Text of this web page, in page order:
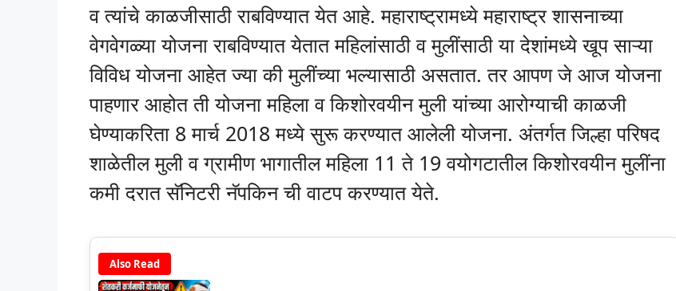
व त्यांचे काळजीसाठी राबविण्यात येत आहे. महाराष्ट्रामध्ये महाराष्ट्र शासनाच्या
वेगवेगळ्या योजना राबविण्यात येतात महिलांसाठी व मुलींसाठी या देशांमध्ये खूप साऱ्या
विविध योजना आहेत ज्या की मुलींच्या भल्यासाठी असतात. तर आपण जे आज योजना
पाहणार आहोत ती योजना महिला व किशोरवयीन मुली यांच्या आरोग्याची काळजी
घेण्याकरिता 8 मार्च 2018 मध्ये सुरू करण्यात आलेली योजना. अंतर्गत जिल्हा परिषद
शाळेतील मुली व ग्रामीण भागातील महिला 11 ते 19 वयोगटातील किशोरवयीन मुलींना
कमी दरात सॅनिटरी नॅपकिन ची वाटप करण्यात येते.
Also Read